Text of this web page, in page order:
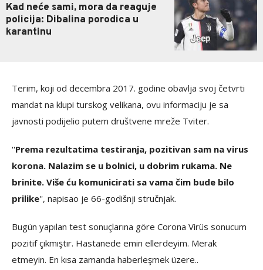
Kad neće sami, mora da reaguje
policija: Dibalina porodica u
karantinu
Terim, koji od decembra 2017. godine obavlja svoj četvrti
mandat na klupi turskog velikana, ovu informaciju je sa
javnosti podijelio putem društvene mreže Tviter.
''Prema rezultatima testiranja, pozitivan sam na virus
korona. Nalazim se u bolnici, u dobrim rukama. Ne
brinite. Više ću komunicirati sa vama čim bude bilo
prilike'', napisao je 66-godišnji stručnjak.
Bugün yapılan test sonuçlarına göre Corona Virüs sonucum
pozitif çıkmıştır. Hastanede emin ellerdeyim. Merak
etmeyin. En kısa zamanda haberleşmek üzere..